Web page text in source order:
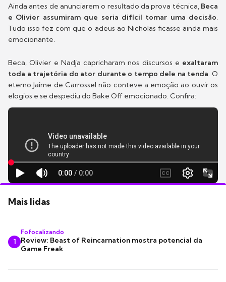
Ainda antes de anunciarem o resultado da prova técnica, Beca
e Olivier assumiram que seria difícil tomar uma decisão.
Tudo isso fez com que o adeus ao Nicholas ficasse ainda mais
emocionante.
Beca, Olivier e Nadja capricharam nos discursos e exaltaram
toda a trajetória do ator durante o tempo dele na tenda. O
eterno Jaime de Carrossel não conteve a emoção ao ouvir os
elogios e se despediu do Bake Off emocionado. Confira:
Mais lidas
1
Fofocalizando
Review: Beast of Reincarnation mostra potencial da
Game Freak